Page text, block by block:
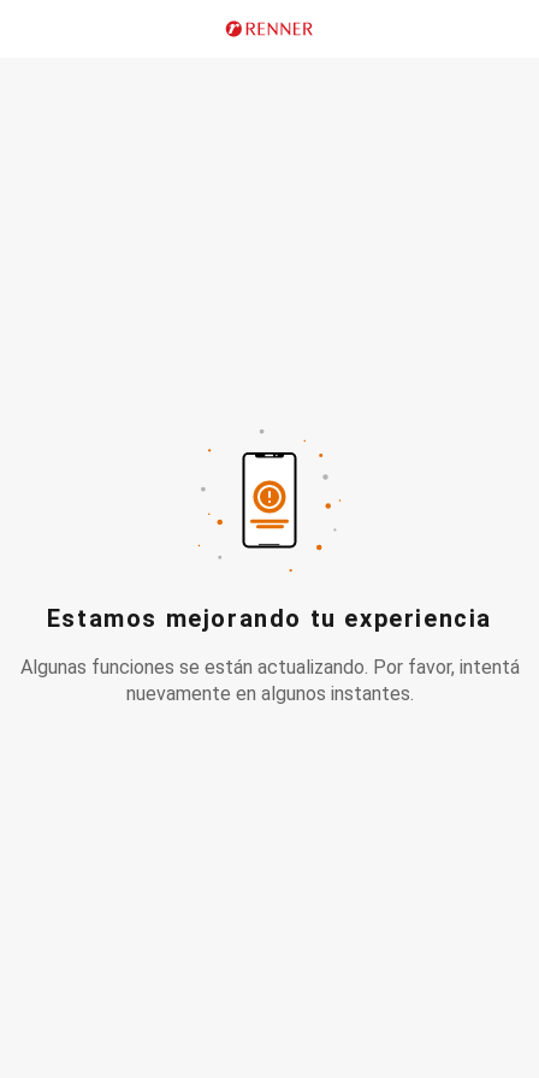
Estamos mejorando tu experiencia
Algunas funciones se están actualizando. Por favor, intentá
nuevamente en algunos instantes.